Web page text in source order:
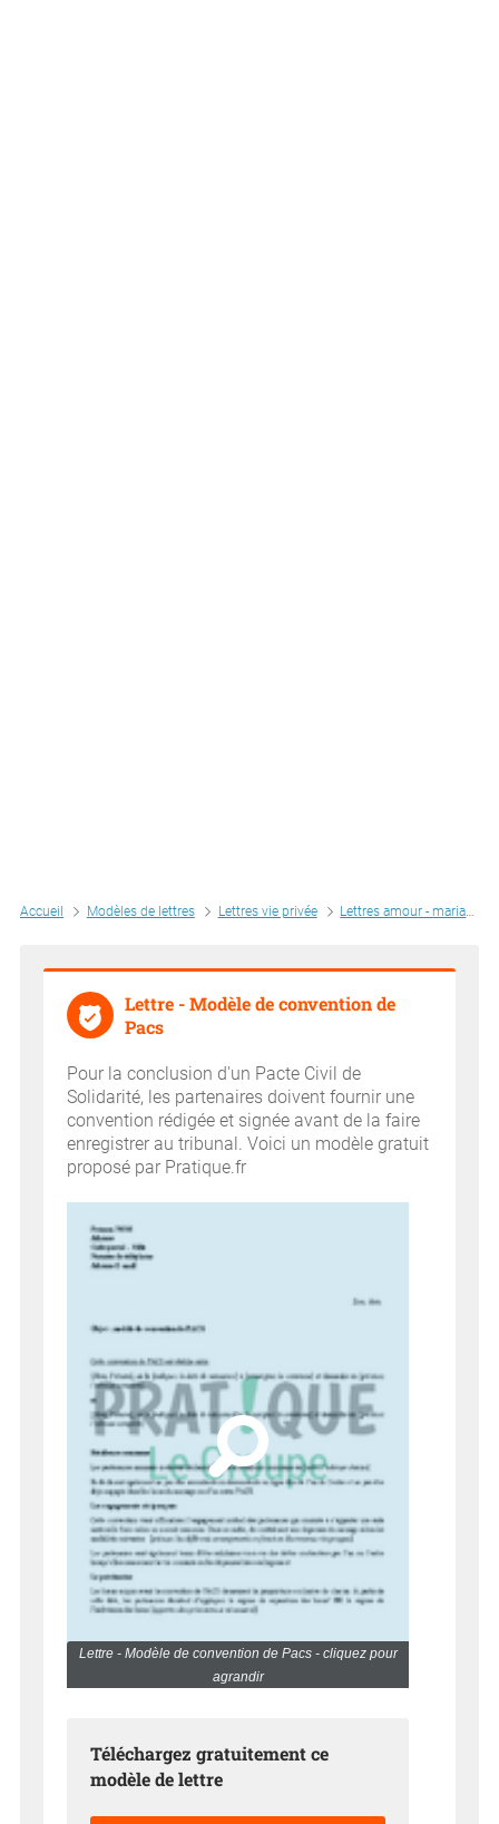
Accueil Modèles de lettres Lettres vie privée Lettres amour - mariage
Lettre - Modèle de convention de
Pacs
Pour la conclusion d'un Pacte Civil de
Solidarité, les partenaires doivent fournir une
convention rédigée et signée avant de la faire
enregistrer au tribunal. Voici un modèle gratuit
proposé par Pratique.fr
Lettre - Modèle de convention de Pacs - cliquez pour
agrandir
Téléchargez gratuitement ce
modèle de lettre